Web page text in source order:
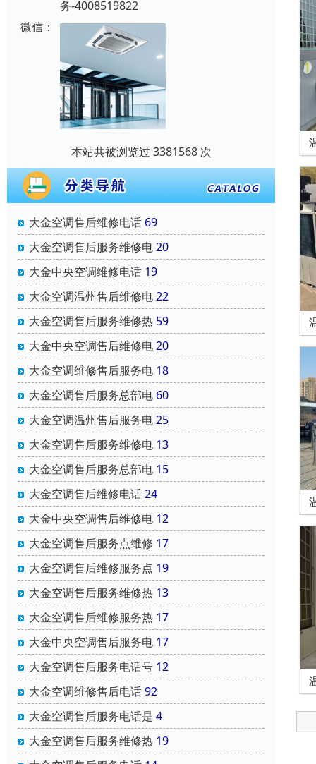
务-4008519822
微信：
本站共被浏览过 3381568 次
大金空调售后维修电话 69
大金空调售后服务维修电20
大金中央空调维修电话 19
大金空调温州售后维修电22
大金空调售后服务维修热 59
大金中央空调售后维修电20
大金空调维修售后服务电 18
大金空调售后服务总部电 60
大金空调温州售后服务电25
大金空调售后服务维修电 13
大金空调售后服务总部电 15
大金空调售后维修电话24
大金中央空调售后维修电 12
大金空调售后服务点维修 17
大金空调售后维修服务点 19
大金空调售后服务维修热 13
大金空调售后维修服务热 17
大金中央空调售后服务电 17
大金空调售后服务电话号 12
大金空调维修售后电话92
大金空调售后服务电话是 4
大金空调售后服务维修热 19